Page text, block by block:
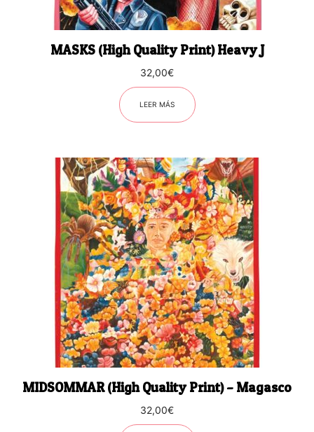
MASKS (High Quality Print) Heavy J
32,00€
LEER MÁS
MIDSOMMAR (High Quality Print) – Magasco
32,00€